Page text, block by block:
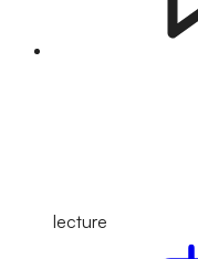
lecture